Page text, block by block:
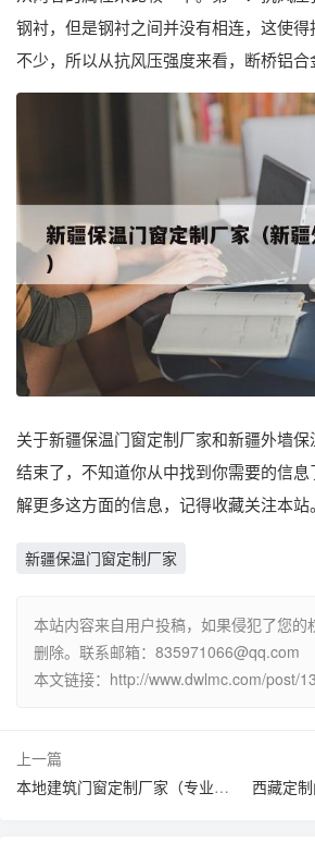
钢衬，但是钢衬之间并没有相连，这使
不少，所以从抗风压强度来看，断桥铝合
关于新疆保温门窗定制厂家和新疆外墙
结束了，不知道你从中找到你需要的信
解更多这方面的信息，记得收藏关注本站。
新疆保温门窗定制厂家
本站内容来自用户投稿，如果侵犯了您的
删除。联系邮箱： 835971066@qq.com
本文链接：http://www.dwlmc.com/post/
上一篇
本地建筑门窗定制厂家（专业定制门窗公司 ）